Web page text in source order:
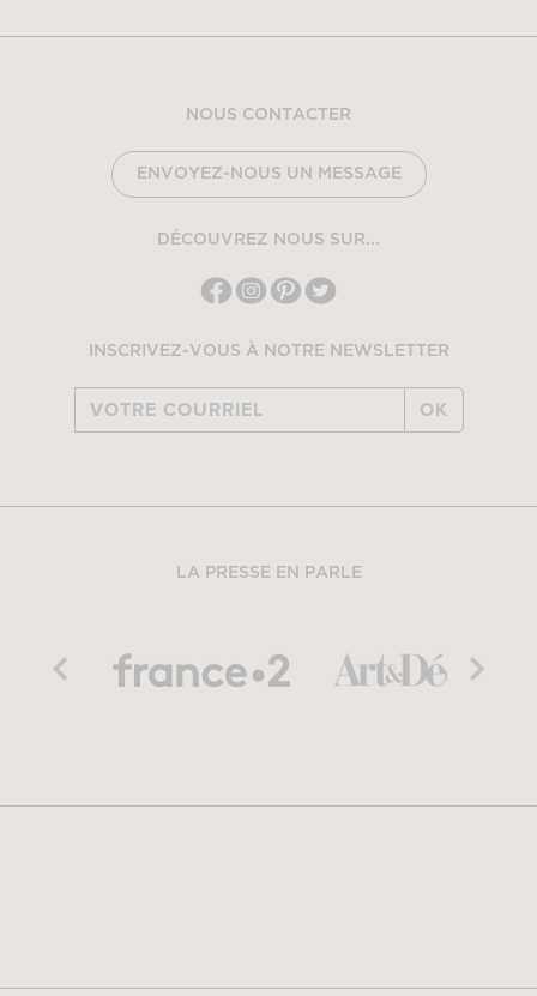
NOUS CONTACTER
ENVOYEZ-NOUS UN MESSAGE
DÉCOUVREZ NOUS SUR...
INSCRIVEZ-VOUS À NOTRE NEWSLETTER
OK
LA PRESSE EN PARLE